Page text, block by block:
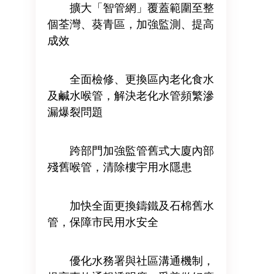
擴大「智管網」覆蓋範圍至整
個荃灣、葵青區，加強監測、提高
成效
全面檢修、更換區內老化食水
及鹹水喉管，解決老化水管頻繁滲
漏爆裂問題
跨部門加強監管舊式大廈內部
殘舊喉管，清除樓宇用水隱患
加快全面更換鑄鐵及石棉舊水
管，保障市民用水安全
優化水務署與社區溝通機制，